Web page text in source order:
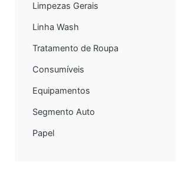
Limpezas Gerais
Linha Wash
Tratamento de Roupa
Consumíveis
Equipamentos
Segmento Auto
Papel